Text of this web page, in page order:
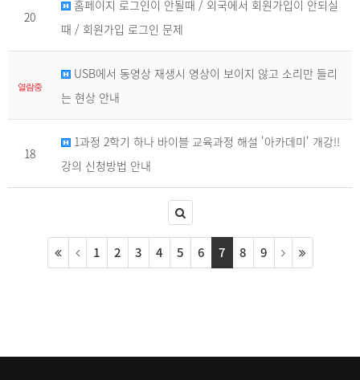
20
홈페이지 로그인이 안될때 / 외국에서 회원가입이 안되실
때 / 회원가입 로그인 문제
열람중
USB에서 동영상 재생시 영상이 보이지 않고 소리만 들리
는 현상 안내
18
1과정 2학기 하나 바이블 교육과정 해설 '아카데미' 개강!!
강의 신청방법 안내
1 2 3 4 5 6 7 8 9